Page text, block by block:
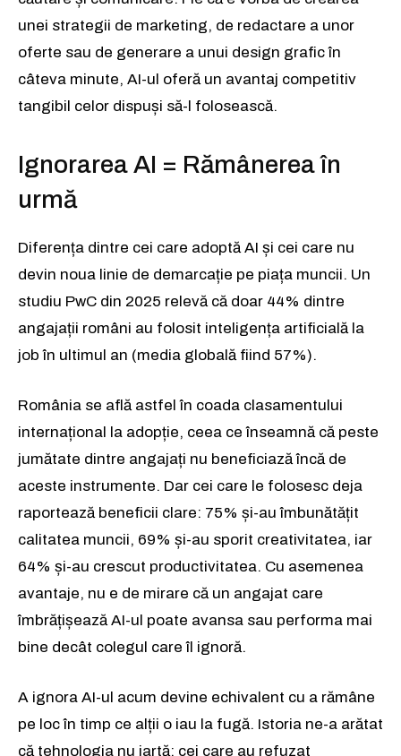
unei strategii de marketing, de redactare a unor
oferte sau de generare a unui design grafic în
câteva minute, AI-ul oferă un avantaj competitiv
tangibil celor dispuși să-l folosească.
Ignorarea AI = Rămânerea în
urmă
Diferența dintre cei care adoptă AI și cei care nu
devin noua linie de demarcație pe piața muncii. Un
studiu PwC din 2025 relevă că doar 44% dintre
angajații români au folosit inteligența artificială la
job în ultimul an (media globală fiind 57%).
România se află astfel în coada clasamentului
internațional la adopție, ceea ce înseamnă că peste
jumătate dintre angajați nu beneficiază încă de
aceste instrumente. Dar cei care le folosesc deja
raportează beneficii clare: 75% și-au îmbunătățit
calitatea muncii, 69% și-au sporit creativitatea, iar
64% și-au crescut productivitatea. Cu asemenea
avantaje, nu e de mirare că un angajat care
îmbrățișează AI-ul poate avansa sau performa mai
bine decât colegul care îl ignoră.
A ignora AI-ul acum devine echivalent cu a rămâne
pe loc în timp ce alții o iau la fugă. Istoria ne-a arătat
că tehnologia nu iartă: cei care au refuzat